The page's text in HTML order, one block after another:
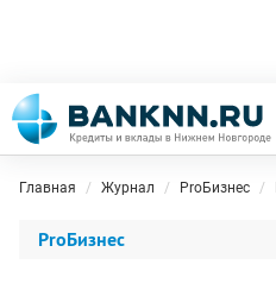
Главная Журнал ProБизнес
ProБизнес